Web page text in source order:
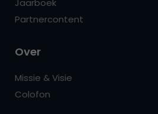
Jaarboek
Partnercontent
Over
Missie & Visie
Colofon